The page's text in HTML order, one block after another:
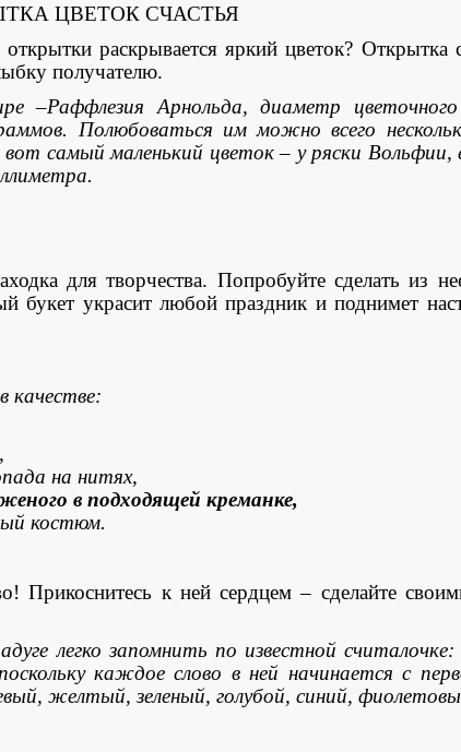
ЦВЕТОК СЧАСТЬЯ
раскрывается яркий цветок? Открытка
получателю.
–Раффлезия Арнольда, диаметр цветочного
Полюбоваться им можно всего
самый маленький цветок – у ряски Вольфии,
для творчества. Попробуйте сделать из
украсит любой праздник и поднимет
качестве:
на нитях,
в подходящей креманке,
костюм.
к ней сердцем – сделайте
легко запомнить по известной
каждое слово в ней начинается с
желтый, зеленый, голубой, синий,